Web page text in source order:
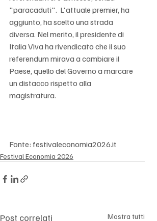
"paracaduti".  L'attuale premier, ha
aggiunto, ha scelto una strada
diversa. Nel merito, il presidente di
Italia Viva ha rivendicato che il suo
referendum mirava a cambiare il
Paese, quello del Governo a marcare
un distacco rispetto alla
magistratura.
Fonte: festivaleconomia2026.it
Festival Economia 2026
Post correlati Mostra tutti